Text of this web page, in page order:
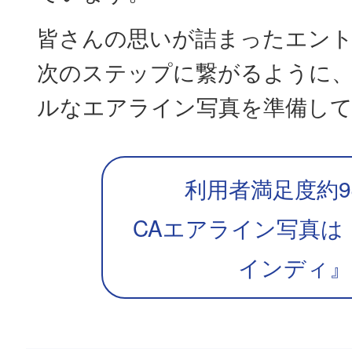
皆さんの思いが詰まったエン
次のステップに繋がるように
ルなエアライン写真を準備し
利用者満足度約
CAエアライン写真
インディ』